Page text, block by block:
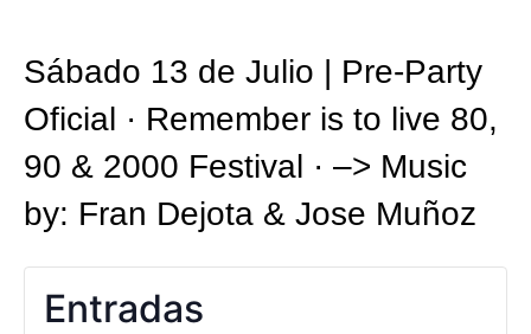
Sábado 13 de Julio | Pre-Party
Oficial · Remember is to live 80,
90 & 2000 Festival · –> Music
by: Fran Dejota & Jose Muñoz
Entradas